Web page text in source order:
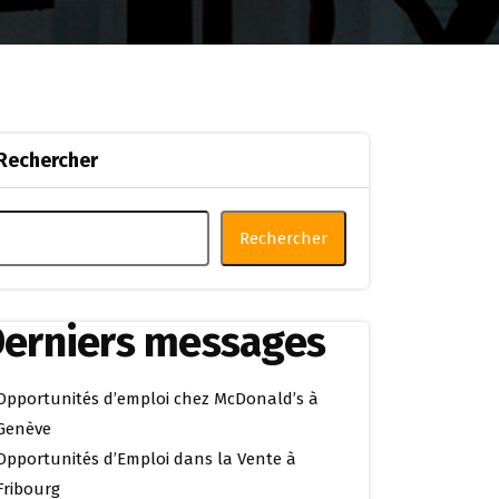
Rechercher
messages
d’emploi chez McDonald’s à
d’Emploi dans la Vente à